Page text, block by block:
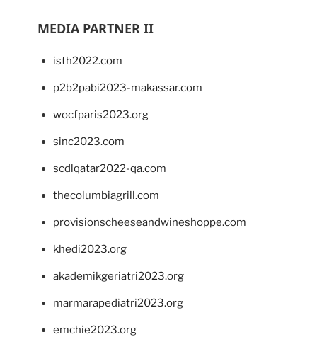
MEDIA PARTNER II
isth2022.com
p2b2pabi2023-makassar.com
wocfparis2023.org
sinc2023.com
scdlqatar2022-qa.com
thecolumbiagrill.com
provisionscheeseandwineshoppe.com
khedi2023.org
akademikgeriatri2023.org
marmarapediatri2023.org
emchie2023.org